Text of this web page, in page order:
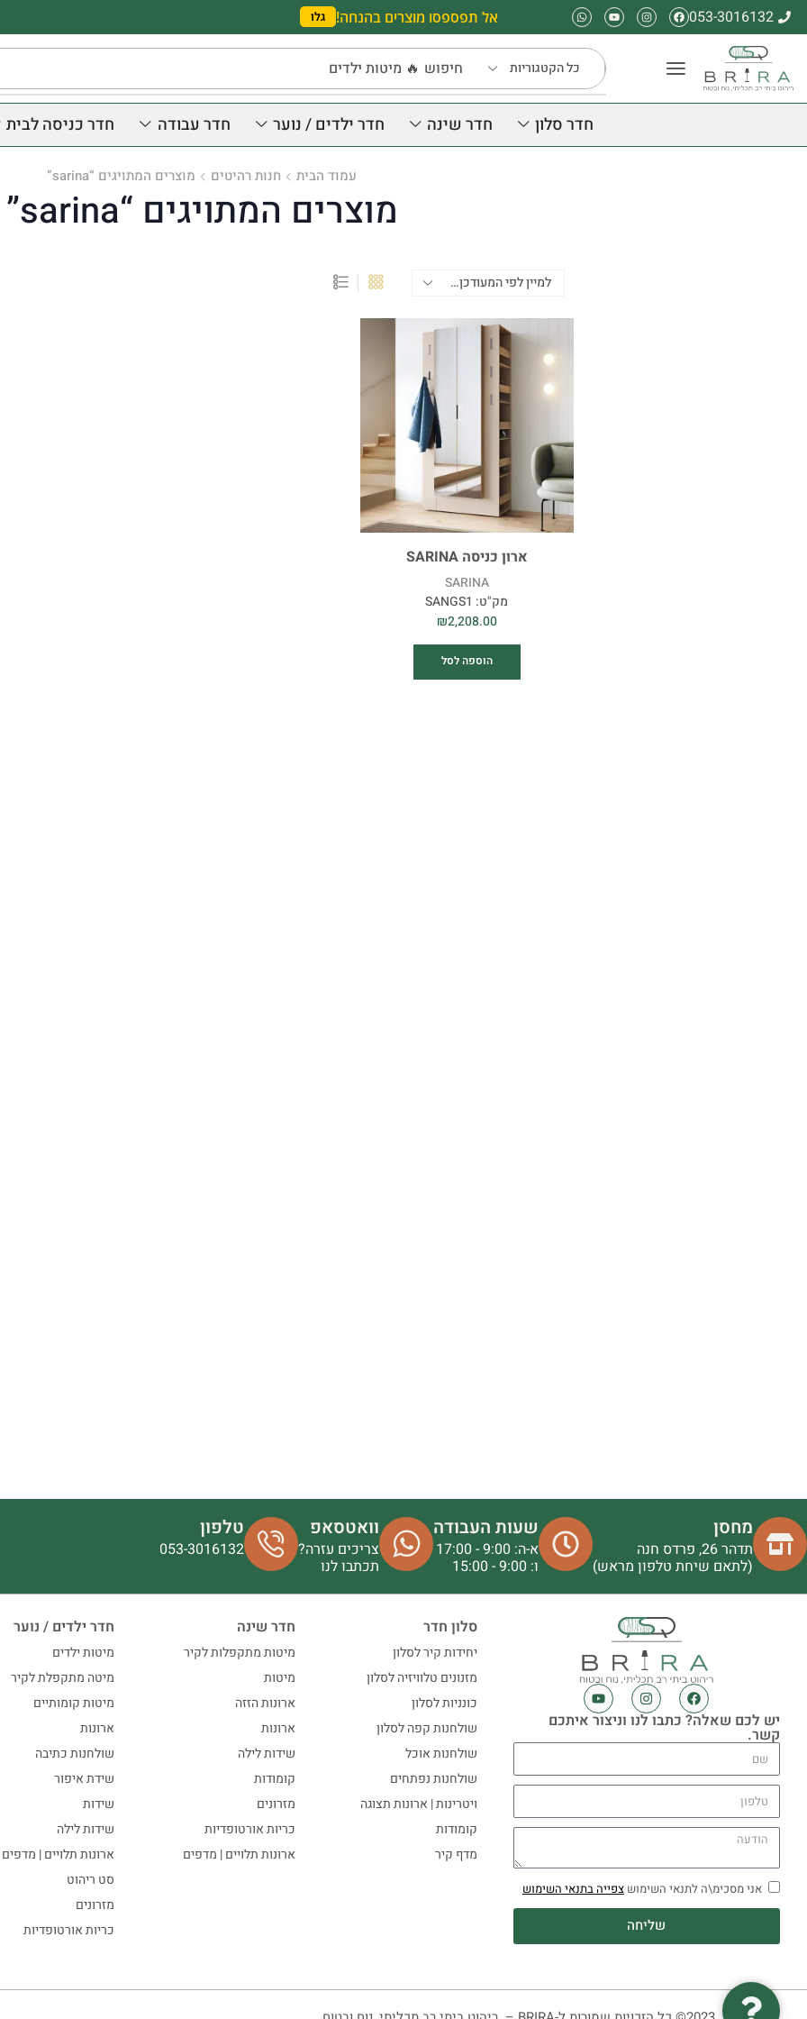
053-3016132 אל תפספסו מוצרים בהנחה! גלו
חיפוש 🔥 מיטות ילדים
חדר סלון חדר שינה חדר ילדים / נוער חדר עבודה חדר כניסה לבית
עמוד הבית חנות רהיטים מוצרים המתויגים “sarina”
מוצרים המתויגים “sarina”
ארון כניסה SARINA
SARINA
מק"ט: SANGS1
₪2,208.00
הוספה לסל
מחסן
תדהר 26, פרדס חנה
(לתאם שיחת טלפון מראש)
שעות העבודה
א-ה: 9:00 - 17:00
ו: 9:00 - 15:00
וואטסאפ
צריכים עזרה?
תכתבו לנו
טלפון
053-3016132
יש לכם שאלה? כתבו לנו וניצור איתכם
קשר.
אני מסכימ\ה לתנאי השימושצפייה בתנאי השימוש
שליחה
סלון חדר
יחידות קיר לסלון
מזנונים טלוויזיה לסלון
כונניות לסלון
שולחנות קפה לסלון
שולחנות אוכל
שולחנות נפתחים
ויטרינות | ארונות תצוגה
קומודות
מדף קיר
חדר שינה
מיטות מתקפלות לקיר
מיטות
ארונות הזזה
ארונות
שידות לילה
קומודות
מזרונים
כריות אורטופדיות
ארונות תלויים | מדפים
חדר ילדים / נוער
מיטות ילדים
מיטה מתקפלת לקיר
מיטות קומותיים
ארונות
שולחנות כתיבה
שידת איפור
שידות
שידות לילה
ארונות תלויים | מדפים
סט ריהוט
מזרונים
כריות אורטופדיות